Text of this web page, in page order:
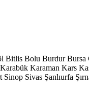
Bitlis Bolu Burdur Bursa
Karabük Karaman Kars
Sinop Sivas Şanlıurfa